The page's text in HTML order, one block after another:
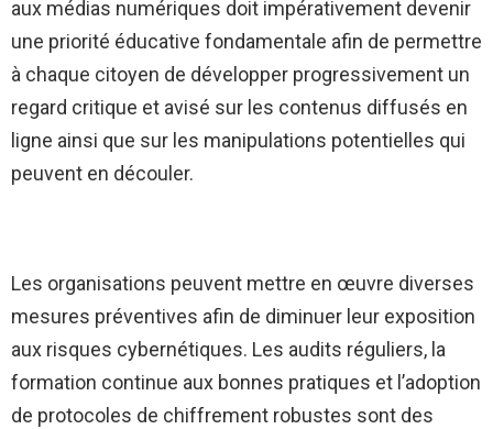
aux médias numériques doit impérativement devenir
une priorité éducative fondamentale afin de permettre
à chaque citoyen de développer progressivement un
regard critique et avisé sur les contenus diffusés en
ligne ainsi que sur les manipulations potentielles qui
peuvent en découler.
Les organisations peuvent mettre en œuvre diverses
mesures préventives afin de diminuer leur exposition
aux risques cybernétiques. Les audits réguliers, la
formation continue aux bonnes pratiques et l’adoption
de protocoles de chiffrement robustes sont des